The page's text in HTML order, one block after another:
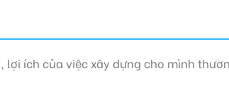
, lợi ích của việc xây dựng cho mình